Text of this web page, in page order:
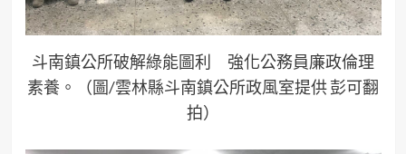
斗南鎮公所破解綠能圖利 強化公務員廉政倫理
素養。（圖/雲林縣斗南鎮公所政風室提供 彭可翻
拍）